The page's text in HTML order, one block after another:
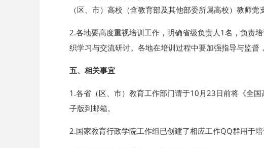
（区、市）高校（含教育部及其他部委所属高校）教师
2.各地要高度重视培训工作，明确省级负责人1名，负责
织学习与交流研讨。各地在培训过程中要加强指导与监督
五、相关事宜
1.各省（区、市）教育工作部门请于10月23日前将《全
子版到邮箱。
2.国家教育行政学院工作组已创建了相应工作QQ群用于